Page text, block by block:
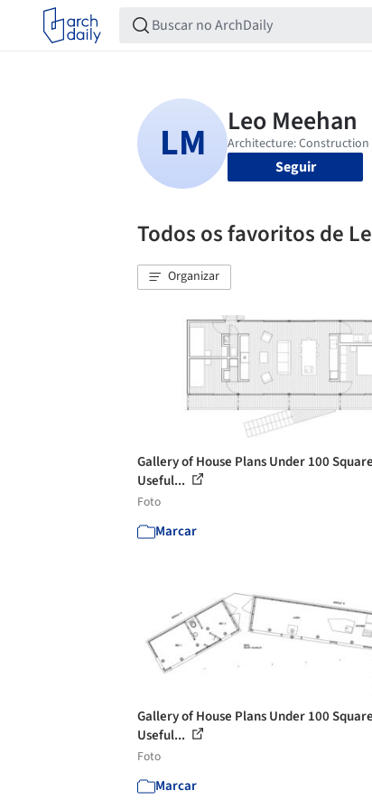
Seguir
Todos os favoritos de
Organizar
Gallery of House Plans Under 100
Useful...
Foto
Marcar
Gallery of House Plans Under 100
Useful...
Foto
Marcar